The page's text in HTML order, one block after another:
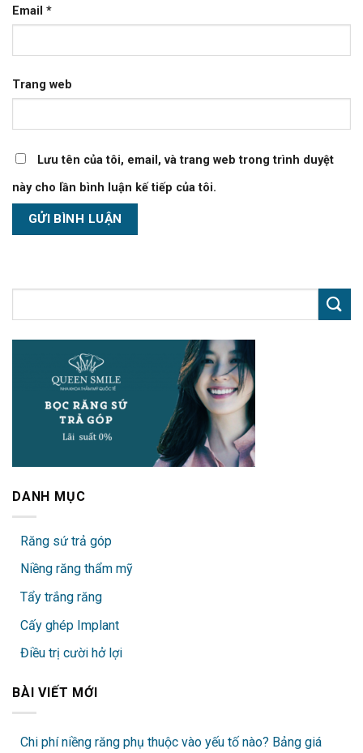
Email *
Trang web
Lưu tên của tôi, email, và trang web trong trình duyệt
này cho lần bình luận kế tiếp của tôi.
DANH MỤC
Răng sứ trả góp
Niềng răng thẩm mỹ
Tẩy trắng răng
Cấy ghép Implant
Điều trị cười hở lợi
BÀI VIẾT MỚI
Chi phí niềng răng phụ thuộc vào yếu tố nào? Bảng giá